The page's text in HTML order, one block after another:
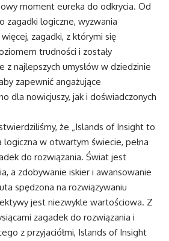
moment eureka do odkrycia. Od
zagadki logiczne, wyzwania
zagadki, z którymi się
trudności i zostały
z najlepszych umysłów w dziedzinie
zapewnić angażujące
dla nowicjuszy, jak i doświadczonych
że „Islands of Insight to
w otwartym świecie, pełna
do rozwiązania. Świat jest
a zdobywanie iskier i awansowanie
spędzona na rozwiązywaniu
jest niezwykle wartościowa. Z
zagadek do rozwiązania i
z przyjaciółmi, Islands of Insight